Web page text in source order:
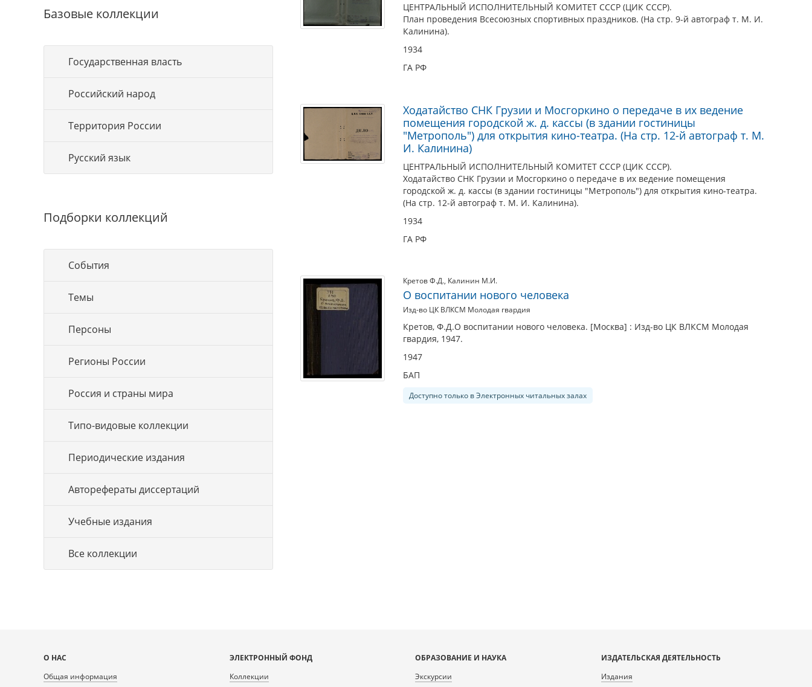
Базовые коллекции
Государственная власть
Российский народ
Территория России
Русский язык
Подборки коллекций
События
Темы
Персоны
Регионы России
Россия и страны мира
Типо-видовые коллекции
Периодические издания
Авторефераты диссертаций
Учебные издания
Все коллекции
ЦЕНТРАЛЬНЫЙ ИСПОЛНИТЕЛЬНЫЙ КОМИТЕТ СССР (ЦИК СССР).
План проведения Всесоюзных спортивных праздников. (На стр. 9-й автограф т. М. И.
Калинина).
1934
ГА РФ
Ходатайство СНК Грузии и Мосгоркино о передаче в их ведение
помещения городской ж. д. кассы (в здании гостиницы
"Метрополь") для открытия кино-театра. (На стр. 12-й автограф т. М.
И. Калинина)
ЦЕНТРАЛЬНЫЙ ИСПОЛНИТЕЛЬНЫЙ КОМИТЕТ СССР (ЦИК СССР).
Ходатайство СНК Грузии и Мосгоркино о передаче в их ведение помещения
городской ж. д. кассы (в здании гостиницы "Метрополь") для открытия кино-театра.
(На стр. 12-й автограф т. М. И. Калинина).
1934
ГА РФ
Кретов Ф.Д., Калинин М.И.
О воспитании нового человека
Изд-во ЦК ВЛКСМ Молодая гвардия
Кретов, Ф.Д.О воспитании нового человека. [Москва] : Изд-во ЦК ВЛКСМ Молодая
гвардия, 1947.
1947
БАП
Доступно только в Электронных читальных залах
Карта
сайта
О НАС
Общая информация
ЭЛЕКТРОННЫЙ ФОНД
Коллекции
ОБРАЗОВАНИЕ И НАУКА
Экскурсии
ИЗДАТЕЛЬСКАЯ ДЕЯТЕЛЬНОСТЬ
Издания